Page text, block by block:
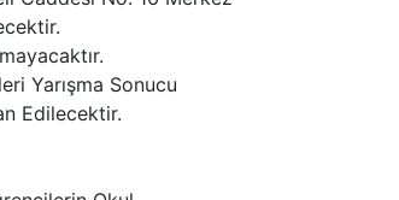
Yarışma Sonucu
Edilecektir.